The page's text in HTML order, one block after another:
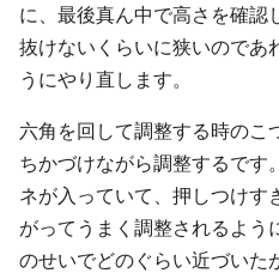
に、最後真ん中で高さを確認
抜けないくらいに狭いのであ
うにやり直します。
六角を回して調整する時のこ
ちかづけながら調整するです
ネが入っていて、押しつけす
がってうまく調整されるよう
のせいでどのぐらい近づいた